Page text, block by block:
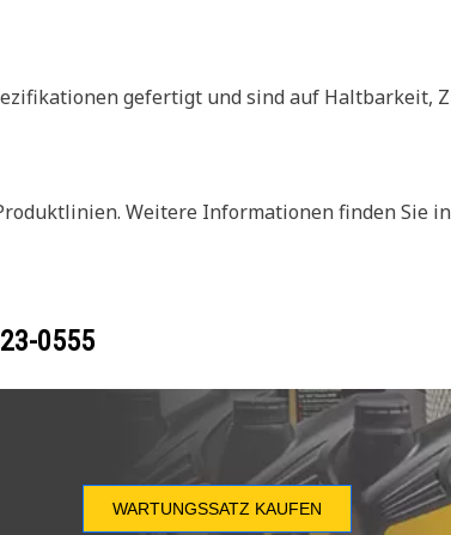
gefertigt und sind auf Haltbarkeit,
Weitere Informationen finden Sie
0555
WARTUNGSSATZ KAUFEN